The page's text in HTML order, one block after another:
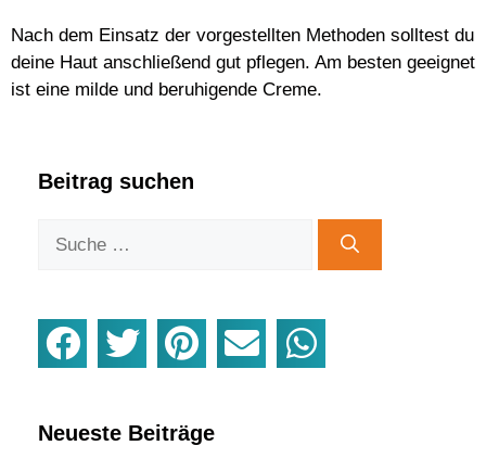
Nach dem Einsatz der vorgestellten Methoden solltest du
deine Haut anschließend gut pflegen. Am besten geeignet
ist eine milde und beruhigende Creme.
Beitrag suchen
Neueste Beiträge